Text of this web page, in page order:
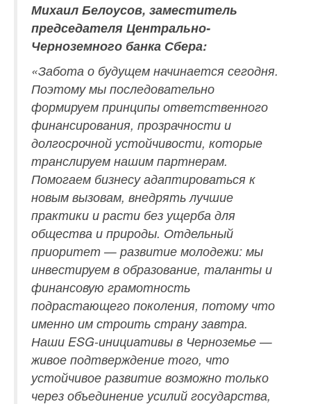
Михаил Белоусов, заместитель
председателя Центрально-
Черноземного банка Сбера:
«Забота о будущем начинается сегодня.
Поэтому мы последовательно
формируем принципы ответственного
финансирования, прозрачности и
долгосрочной устойчивости, которые
транслируем нашим партнерам.
Помогаем бизнесу адаптироваться к
новым вызовам, внедрять лучшие
практики и расти без ущерба для
общества и природы. Отдельный
приоритет — развитие молодежи: мы
инвестируем в образование, таланты и
финансовую грамотность
подрастающего поколения, потому что
именно им строить страну завтра.
Наши ESG-инициативы в Черноземье —
живое подтверждение того, что
устойчивое развитие возможно только
через объединение усилий государства,